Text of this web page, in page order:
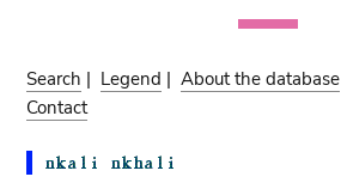
Search | Legend |About the database
Contact